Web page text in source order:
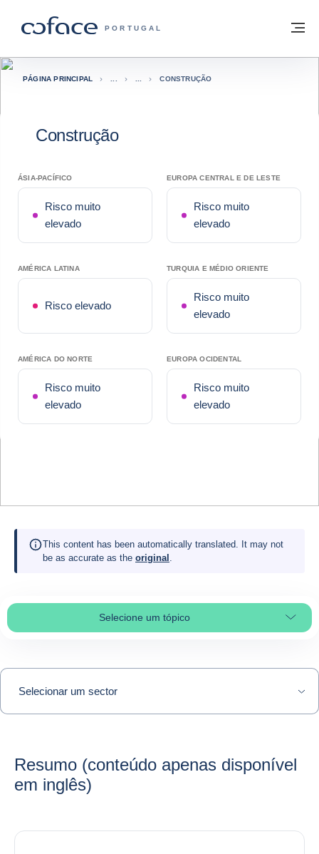
COFACE FOR TRADE - HOMEPAGE DO
PORTUGAL
Voltar à página principal
PÁGINA PRINCIPAL CONSTRUÇÃO
Construção
ÁSIA-PACÍFICO
Risco muito
elevado
EUROPA CENTRAL E DE LESTE
Risco muito
elevado
AMÉRICA LATINA
Risco elevado
TURQUIA E MÉDIO ORIENTE
Risco muito
elevado
AMÉRICA DO NORTE
Risco muito
elevado
EUROPA OCIDENTAL
Risco muito
elevado
This content has been automatically translated. It may not
be as accurate as the original .
Selecione um tópico
Select page section
Selecionar um sector
Resumo (conteúdo apenas disponível
em inglês)